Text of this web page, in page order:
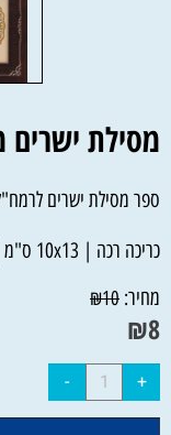
מסילת ישרים
ספר מסילת ישרים
כריכה רכה | 10x13 ס"מ | 166 עמ'
מחיר:
₪10
₪8